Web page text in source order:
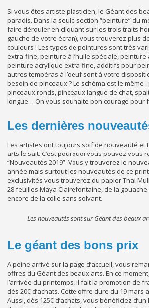
Si vous êtes artiste plasticien, le Géant des
paradis. Dans la seule section “peinture” du
faire dérouler en cliquant sur les trois traits
gauche de votre écran), vous trouverez plus
couleurs ! Les types de peintures sont très
extra-fine, peinture à l’huile spéciale,
peinture acrylique extra-fine, additifs pour
autres tempéras à l’oeuf sont à votre
besoin de pinceaux ? Le schéma est le même
pinceaux ronds, pinceaux langue de chat,
longue… On vous souhaite bon courage pour
Les dernières
Les artistes ont toujours soif de nouveauté et
arts le sait. C’est pourquoi vous pouvez vous
“Nouveautés 2019”. Vous y trouverez le
année mais surtout les nouveautés de ce
exclusivités vous trouverez du papier Thai
28 feuilles Maya Clairefontaine, de la
encore de la colle sans solvant.
Les nouveautés sont sur Géant des beaux
Le géant des bons prix
A peine arrivé sur la page d’accueil, vous
offres du Géant des beaux arts. En ce
l’arrivée du printemps, il fait la promotion de
dès 20€ d’achats. Cette offre dure du 19 mars
Aussi, dès 125€ d’achats, vous bénéficiez